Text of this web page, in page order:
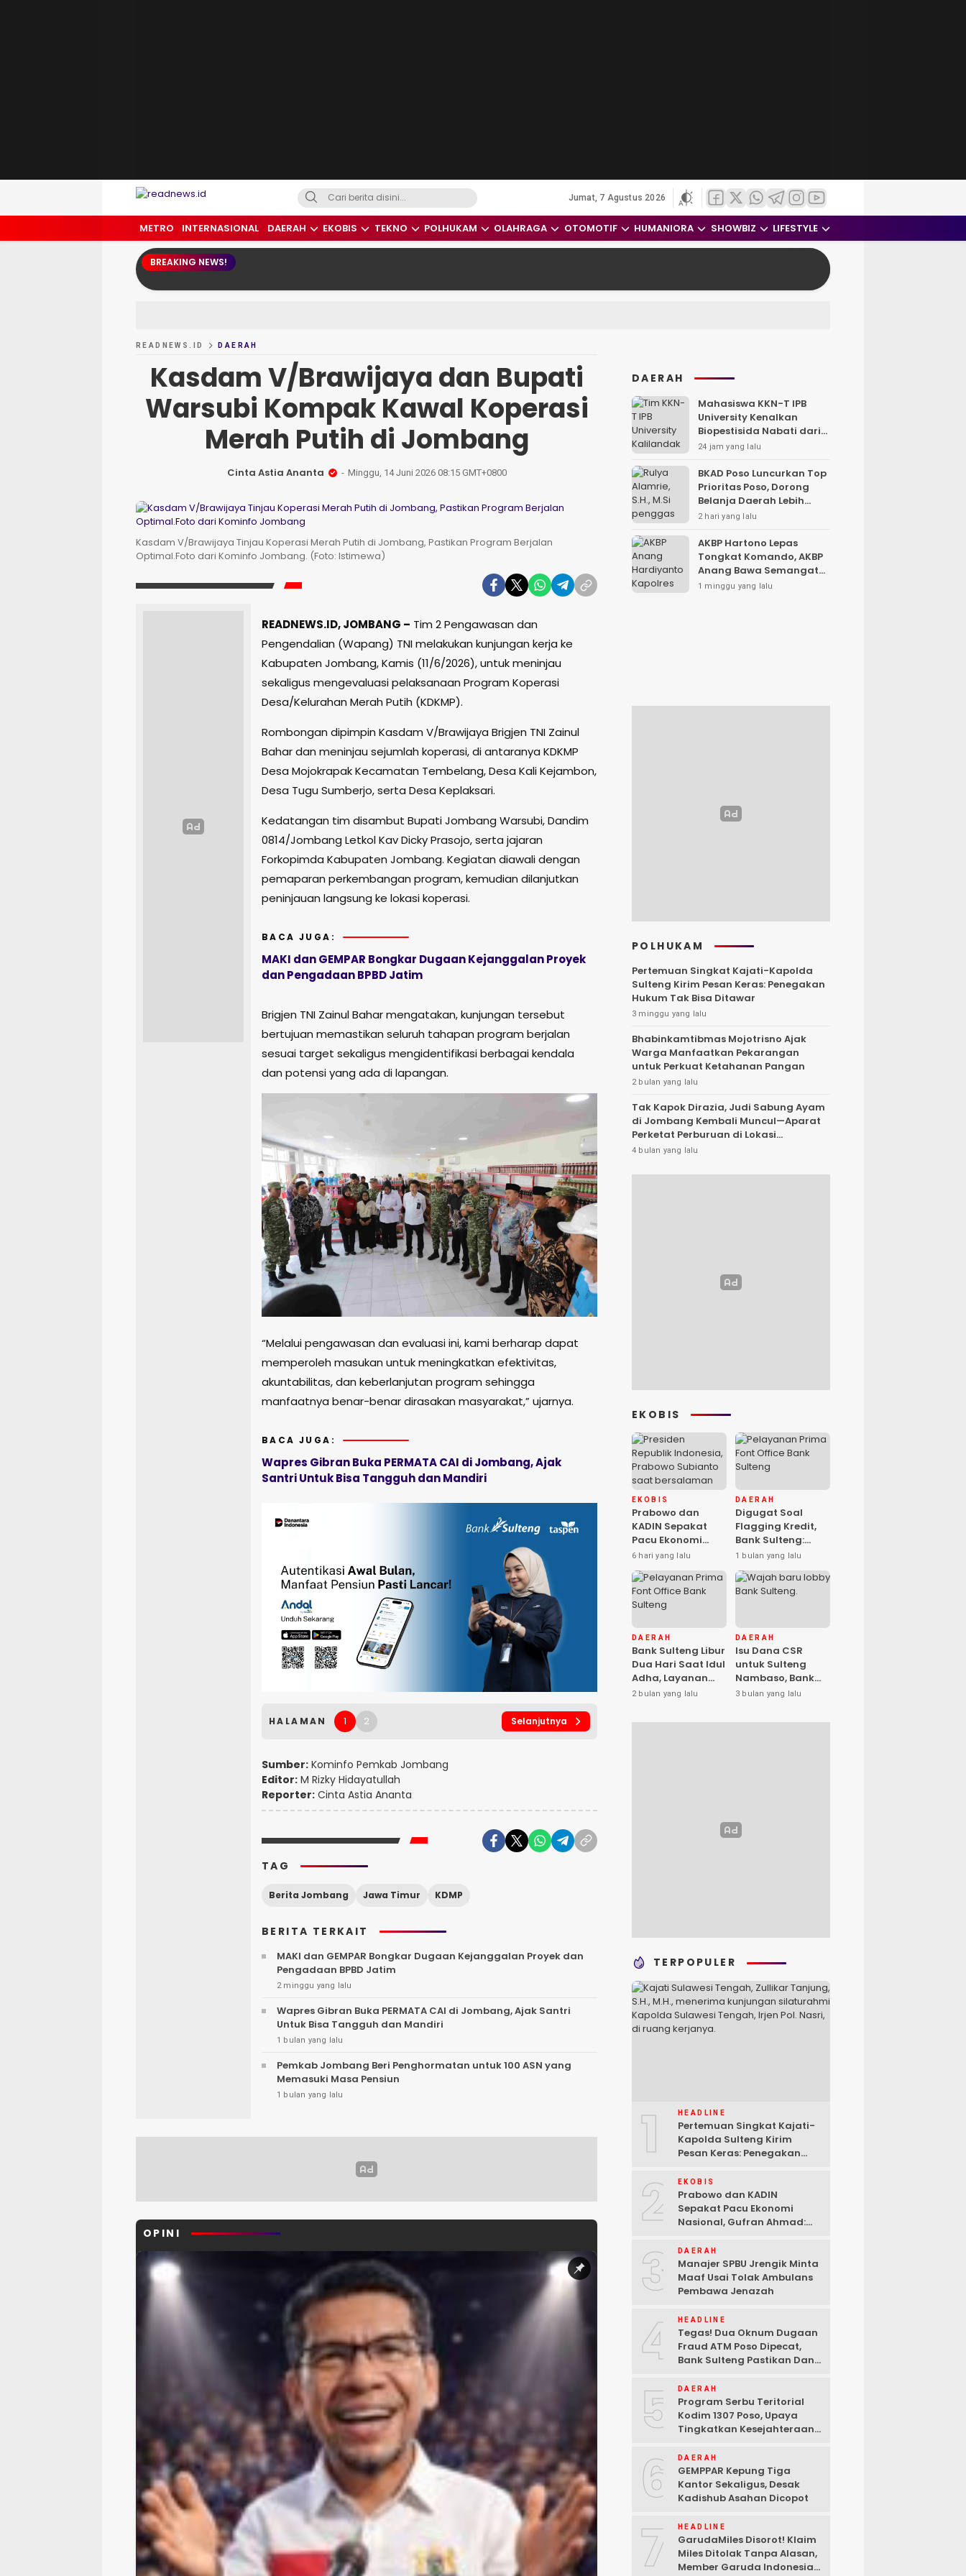
readnews.id
Berita Terkini, Update Terbaru Hari ini dari Indonesia dan Dunia
Jumat, 7 Agustus 2026
METRO INTERNASIONAL DAERAH EKOBIS TEKNO POLHUKAM OLAHRAGA OTOMOTIF HUMANIORA SHOWBIZ LIFESTYLE
BREAKING NEWS!
READNEWS.ID DAERAH
Kasdam V/Brawijaya dan Bupati
Warsubi Kompak Kawal Koperasi
Merah Putih di Jombang
Cinta Astia Ananta Minggu, 14 Juni 2026 08:15 GMT+0800
Kasdam V/Brawijaya Tinjau Koperasi Merah Putih di Jombang, Pastikan Program Berjalan
Optimal.Foto dari Kominfo Jombang. (Foto: Istimewa)
READNEWS.ID, JOMBANG – Tim 2 Pengawasan dan
Pengendalian (Wapang) TNI melakukan kunjungan kerja ke
Kabupaten Jombang, Kamis (11/6/2026), untuk meninjau
sekaligus mengevaluasi pelaksanaan Program Koperasi
Desa/Kelurahan Merah Putih (KDKMP).
Rombongan dipimpin Kasdam V/Brawijaya Brigjen TNI Zainul
Bahar dan meninjau sejumlah koperasi, di antaranya KDKMP
Desa Mojokrapak Kecamatan Tembelang, Desa Kali Kejambon,
Desa Tugu Sumberjo, serta Desa Keplaksari.
Kedatangan tim disambut Bupati Jombang Warsubi, Dandim
0814/Jombang Letkol Kav Dicky Prasojo, serta jajaran
Forkopimda Kabupaten Jombang. Kegiatan diawali dengan
pemaparan perkembangan program, kemudian dilanjutkan
peninjauan langsung ke lokasi koperasi.
BACA JUGA:
MAKI dan GEMPAR Bongkar Dugaan Kejanggalan Proyek
dan Pengadaan BPBD Jatim
Brigjen TNI Zainul Bahar mengatakan, kunjungan tersebut
bertujuan memastikan seluruh tahapan program berjalan
sesuai target sekaligus mengidentifikasi berbagai kendala
dan potensi yang ada di lapangan.
“Melalui pengawasan dan evaluasi ini, kami berharap dapat
memperoleh masukan untuk meningkatkan efektivitas,
akuntabilitas, dan keberlanjutan program sehingga
manfaatnya benar-benar dirasakan masyarakat,” ujarnya.
BACA JUGA:
Wapres Gibran Buka PERMATA CAI di Jombang, Ajak
Santri Untuk Bisa Tangguh dan Mandiri
HALAMAN 1 2 Selanjutnya
Sumber: Kominfo Pemkab Jombang
Editor: M Rizky Hidayatullah
Reporter: Cinta Astia Ananta
TAG
Berita Jombang Jawa Timur KDMP
BERITA TERKAIT
MAKI dan GEMPAR Bongkar Dugaan Kejanggalan Proyek dan
Pengadaan BPBD Jatim
2 minggu yang lalu
Wapres Gibran Buka PERMATA CAI di Jombang, Ajak Santri
Untuk Bisa Tangguh dan Mandiri
1 bulan yang lalu
Pemkab Jombang Beri Penghormatan untuk 100 ASN yang
Memasuki Masa Pensiun
1 bulan yang lalu
OPINI
DAERAH
Mahasiswa KKN-T IPB
University Kenalkan
Biopestisida Nabati dari
Daun Pepaya
24 jam yang lalu
BKAD Poso Luncurkan Top
Prioritas Poso, Dorong
Belanja Daerah Lebih
Efektif dan Tepat
2 hari yang lalu
AKBP Hartono Lepas
Tongkat Komando, AKBP
Anang Bawa Semangat
Baru untuk Polres
1 minggu yang lalu
POLHUKAM
Pertemuan Singkat Kajati-Kapolda
Sulteng Kirim Pesan Keras: Penegakan
Hukum Tak Bisa Ditawar
3 minggu yang lalu
Bhabinkamtibmas Mojotrisno Ajak
Warga Manfaatkan Pekarangan
untuk Perkuat Ketahanan Pangan
2 bulan yang lalu
Tak Kapok Dirazia, Judi Sabung Ayam
di Jombang Kembali Muncul—Aparat
Perketat Perburuan di Lokasi
Tersembunyi
4 bulan yang lalu
EKOBIS
EKOBIS
Prabowo dan
KADIN Sepakat
Pacu Ekonomi
Nasional, Gufran
Ahmad: Sulteng
Siap Ambil Peran
6 hari yang lalu
DAERAH
Digugat Soal
Flagging Kredit,
Bank Sulteng:
Kebijakan Berlaku
untuk Seluruh
Debitur ASN
1 bulan yang lalu
DAERAH
Bank Sulteng Libur
Dua Hari Saat Idul
Adha, Layanan
Kas Kembali
2 bulan yang lalu
DAERAH
Isu Dana CSR
untuk Sulteng
Nambaso, Bank
Sulteng Tegas
3 bulan yang lalu
TERPOPULER
1 HEADLINE
Pertemuan Singkat Kajati-
Kapolda Sulteng Kirim
Pesan Keras: Penegakan
2 EKOBIS
Prabowo dan KADIN
Sepakat Pacu Ekonomi
Nasional, Gufran Ahmad:
3 DAERAH
Manajer SPBU Jrengik Minta
Maaf Usai Tolak Ambulans
Pembawa Jenazah
4 HEADLINE
Tegas! Dua Oknum Dugaan
Fraud ATM Poso Dipecat,
Bank Sulteng Pastikan Dana
5 DAERAH
Program Serbu Teritorial
Kodim 1307 Poso, Upaya
Tingkatkan Kesejahteraan
6 DAERAH
GEMPPAR Kepung Tiga
Kantor Sekaligus, Desak
Kadishub Asahan Dicopot
7 HEADLINE
GarudaMiles Disorot! Klaim
Miles Ditolak Tanpa Alasan,
Member Garuda Indonesia